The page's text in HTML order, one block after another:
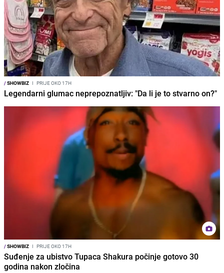
/SHOWBIZ I PRIJE OKO 17H
Legendarni glumac neprepoznatljiv: "Da li je to stvarno on?"
/SHOWBIZ I PRIJE OKO 17H
Suđenje za ubistvo Tupaca Shakura počinje gotovo 30
godina nakon zločina